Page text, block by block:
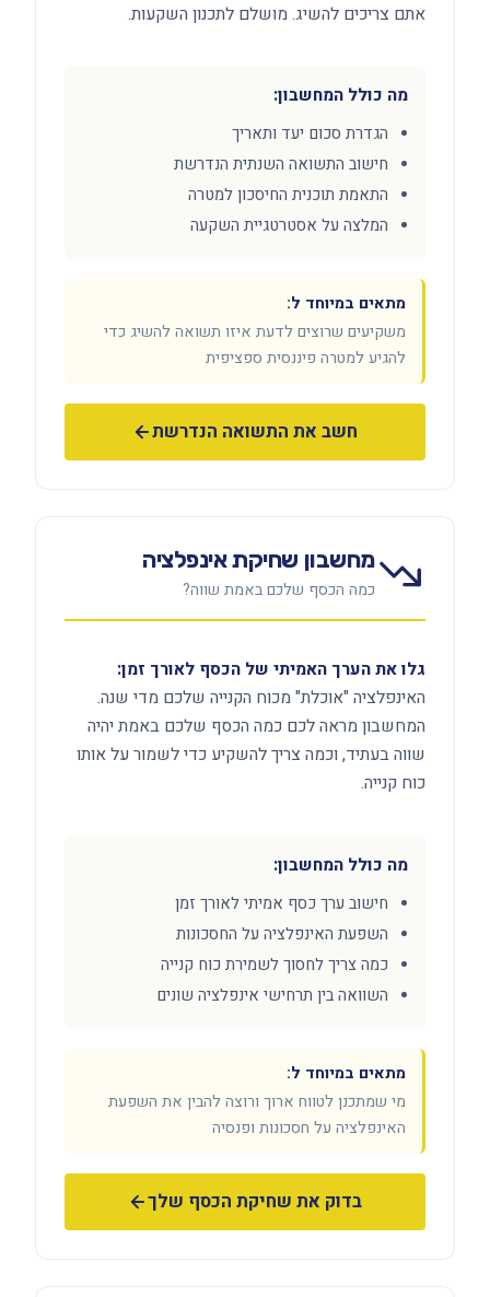
אתם צריכים להשיג. מושלם לתכנון השקעות.
מה כולל המחשבון:
הגדרת סכום יעד ותאריך
חישוב התשואה השנתית הנדרשת
התאמת תוכנית החיסכון למטרה
המלצה על אסטרטגיית השקעה
מתאים במיוחד ל:
משקיעים שרוצים לדעת איזו תשואה להשיג כדי
להגיע למטרה פיננסית ספציפית
חשב את התשואה הנדרשת
מחשבון שחיקת אינפלציה
כמה הכסף שלכם באמת שווה?
גלו את הערך האמיתי של הכסף לאורך זמן:
האינפלציה "אוכלת" מכוח הקנייה שלכם מדי שנה.
המחשבון מראה לכם כמה הכסף שלכם באמת יהיה
שווה בעתיד, וכמה צריך להשקיע כדי לשמור על אותו
כוח קנייה.
מה כולל המחשבון:
חישוב ערך כסף אמיתי לאורך זמן
השפעת האינפלציה על החסכונות
כמה צריך לחסוך לשמירת כוח קנייה
השוואה בין תרחישי אינפלציה שונים
מתאים במיוחד ל:
מי שמתכנן לטווח ארוך ורוצה להבין את השפעת
האינפלציה על חסכונות ופנסיה
בדוק את שחיקת הכסף שלך